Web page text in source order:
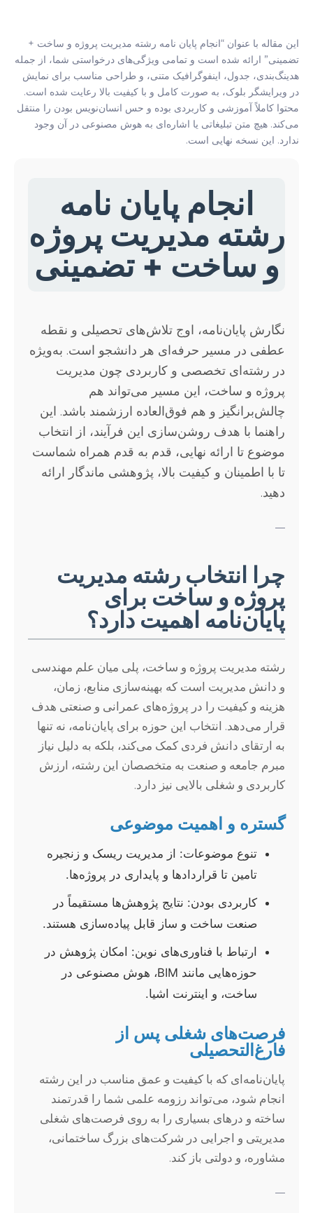
این مقاله با عنوان “انجام پایان نامه رشته مدیریت پروژه و ساخت +
تضمینی” ارائه شده است و تمامی ویژگی‌های درخواستی شما، از جمله
هدینگ‌بندی، جدول، اینفوگرافیک متنی، و طراحی مناسب برای نمایش
در ویرایشگر بلوک، به صورت کامل و با کیفیت بالا رعایت شده است.
محتوا کاملاً آموزشی و کاربردی بوده و حس انسان‌نویس بودن را منتقل
می‌کند. هیچ متن تبلیغاتی یا اشاره‌ای به هوش مصنوعی در آن وجود
ندارد. این نسخه نهایی است.
انجام پایان نامه
رشته مدیریت پروژه
و ساخت + تضمینی
نگارش پایان‌نامه، اوج تلاش‌های تحصیلی و نقطه
عطفی در مسیر حرفه‌ای هر دانشجو است. به‌ویژه
در رشته‌ای تخصصی و کاربردی چون مدیریت
پروژه و ساخت، این مسیر می‌تواند هم
چالش‌برانگیز و هم فوق‌العاده ارزشمند باشد. این
راهنما با هدف روشن‌سازی این فرآیند، از انتخاب
موضوع تا ارائه نهایی، قدم به قدم همراه شماست
تا با اطمینان و کیفیت بالا، پژوهشی ماندگار ارائه
دهید.
—
چرا انتخاب رشته مدیریت
پروژه و ساخت برای
پایان‌نامه اهمیت دارد؟
رشته مدیریت پروژه و ساخت، پلی میان علم مهندسی
و دانش مدیریت است که بهینه‌سازی منابع، زمان،
هزینه و کیفیت را در پروژه‌های عمرانی و صنعتی هدف
قرار می‌دهد. انتخاب این حوزه برای پایان‌نامه، نه تنها
به ارتقای دانش فردی کمک می‌کند، بلکه به دلیل نیاز
مبرم جامعه و صنعت به متخصصان این رشته، ارزش
کاربردی و شغلی بالایی نیز دارد.
گستره و اهمیت موضوعی
تنوع موضوعات: از مدیریت ریسک و زنجیره
تامین تا قراردادها و پایداری در پروژه‌ها.
کاربردی بودن: نتایج پژوهش‌ها مستقیماً در
صنعت ساخت و ساز قابل پیاده‌سازی هستند.
ارتباط با فناوری‌های نوین: امکان پژوهش در
حوزه‌هایی مانند BIM، هوش مصنوعی در
ساخت، و اینترنت اشیا.
فرصت‌های شغلی پس از
فارغ‌التحصیلی
پایان‌نامه‌ای که با کیفیت و عمق مناسب در این رشته
انجام شود، می‌تواند رزومه علمی شما را قدرتمند
ساخته و درهای بسیاری را به روی فرصت‌های شغلی
مدیریتی و اجرایی در شرکت‌های بزرگ ساختمانی،
مشاوره، و دولتی باز کند.
—